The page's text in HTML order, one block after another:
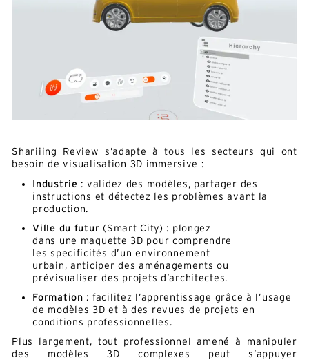
Shariiing Review s’adapte à tous les secteurs qui ont
besoin de visualisation 3D immersive :
Industrie : validez des modèles, partager des
instructions et détectez les problèmes avant la
production.
Ville du futur (Smart City) : plongez
dans une maquette 3D pour comprendre
les specificités d’un environnement
urbain, anticiper des aménagements ou
prévisualiser des projets d’architectes.
Formation : facilitez l’apprentissage grâce à l’usage
de modèles 3D et à des revues de projets en
conditions professionnelles.
Plus largement, tout professionnel amené à manipuler
des modèles 3D complexes peut s’appuyer